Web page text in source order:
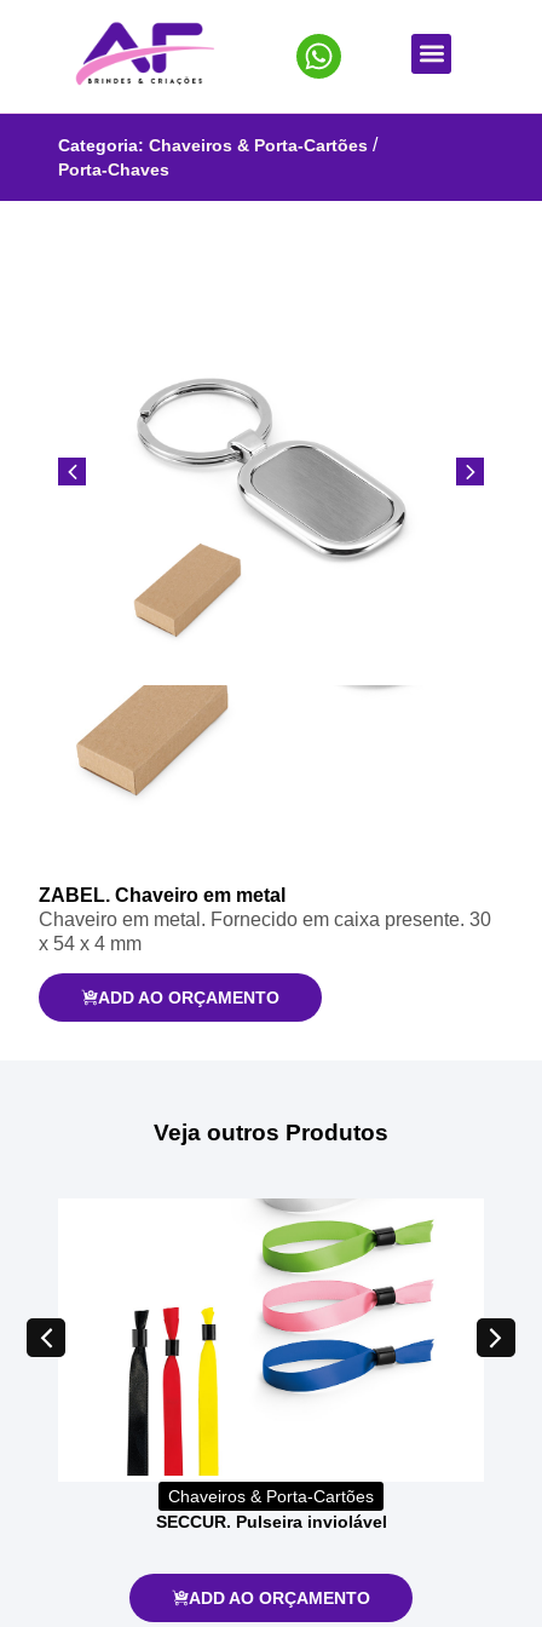
Categoria: Chaveiros & Porta-Cartões /
Porta-Chaves
ZABEL. Chaveiro em metal
Chaveiro em metal. Fornecido em caixa presente. 30
x 54 x 4 mm
ADD AO ORÇAMENTO
Veja outros Produtos
Chaveiros & Porta-Cartões
SECCUR. Pulseira inviolável
ADD AO ORÇAMENTO